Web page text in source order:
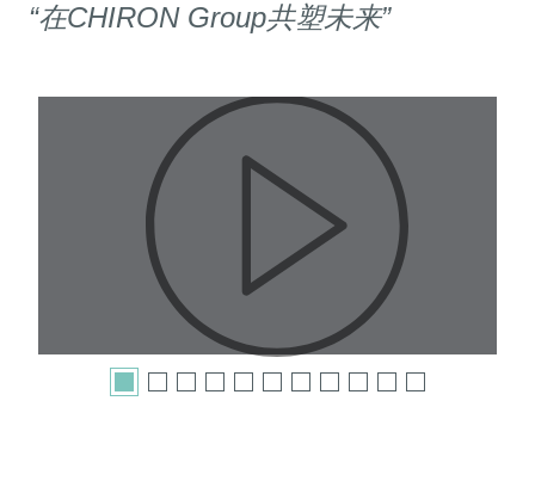
“在CHIRON Group共塑未来”